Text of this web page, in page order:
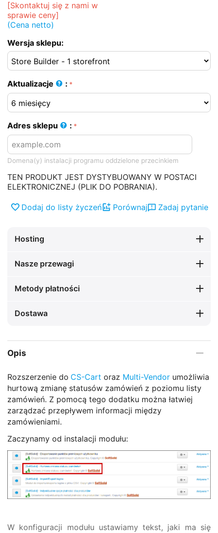
[Skontaktuj się z nami w
sprawie ceny]
(Cena netto)
Wersja sklepu:
Aktualizacje :
Adres sklepu :
Domena(y) instalacji programu oddzielone przecinkiem
TEN PRODUKT JEST DYSTYBUOWANY W POSTACI
ELEKTRONICZNEJ (PLIK DO POBRANIA).
Dodaj do listy życzeń Porównaj Zadaj pytanie
Hosting
Nasze przewagi
Metody płatności
Dostawa
Opis
Rozszerzenie do CS-Cart oraz Multi-Vendor umożliwia
hurtową zmianę statusów zamówień z poziomu listy
zamówień. Z pomocą tego dodatku można łatwiej
zarządzać przepływem informacji między
zamówieniami.
Zaczynamy od instalacji modułu:
W konfiguracji modułu ustawiamy tekst, jaki ma się